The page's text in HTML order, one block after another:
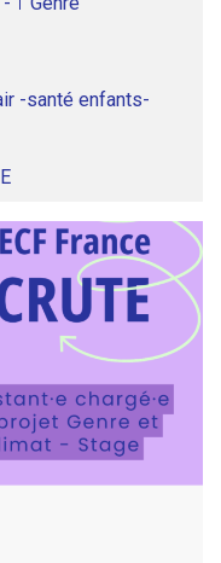
-santé enfants-